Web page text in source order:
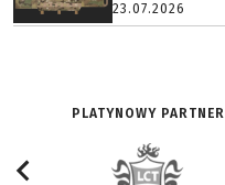
23.07.2026
PLATYNOWY PARTNER